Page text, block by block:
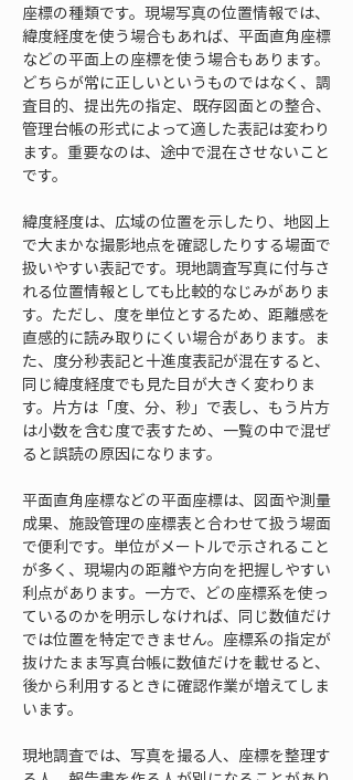
座標の種類です。現場写真の位置情報では、
緯度経度を使う場合もあれば、平面直角座標
などの平面上の座標を使う場合もあります。
どちらが常に正しいというものではなく、調
査目的、提出先の指定、既存図面との整合、
管理台帳の形式によって適した表記は変わり
ます。重要なのは、途中で混在させないこと
です。
緯度経度は、広域の位置を示したり、地図上
で大まかな撮影地点を確認したりする場面で
扱いやすい表記です。現地調査写真に付与さ
れる位置情報としても比較的なじみがありま
す。ただし、度を単位とするため、距離感を
直感的に読み取りにくい場合があります。ま
た、度分秒表記と十進度表記が混在すると、
同じ緯度経度でも見た目が大きく変わりま
す。片方は「度、分、秒」で表し、もう片方
は小数を含む度で表すため、一覧の中で混ぜ
ると誤読の原因になります。
平面直角座標などの平面座標は、図面や測量
成果、施設管理の座標表と合わせて扱う場面
で便利です。単位がメートルで示されること
が多く、現場内の距離や方向を把握しやすい
利点があります。一方で、どの座標系を使っ
ているのかを明示しなければ、同じ数値だけ
では位置を特定できません。座標系の指定が
抜けたまま写真台帳に数値だけを載せると、
後から利用するときに確認作業が増えてしま
います。
現地調査では、写真を撮る人、座標を整理す